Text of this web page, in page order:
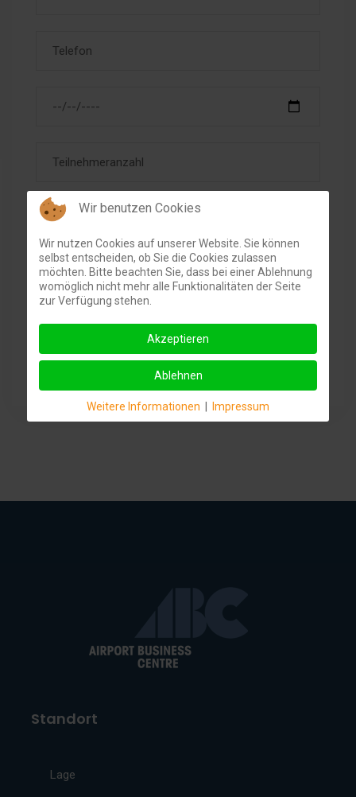
Anfrage stellen
Informationen zum Datenschutz finden Sie
Standort
Lage
Wir benutzen Cookies
Wir nutzen Cookies auf unserer Website. Sie können
selbst entscheiden, ob Sie die Cookies zulassen
möchten. Bitte beachten Sie, dass bei einer Ablehnung
womöglich nicht mehr alle Funktionalitäten der Seite
zur Verfügung stehen.
Akzeptieren
Ablehnen
Weitere Informationen | Impressum